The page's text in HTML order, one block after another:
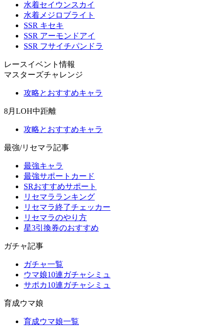
水着セイウンスカイ
水着メジロブライト
SSR キセキ
SSR アーモンドアイ
SSR フサイチパンドラ
レースイベント情報
マスターズチャレンジ
攻略とおすすめキャラ
8月LOH中距離
攻略とおすすめキャラ
最強/リセマラ記事
最強キャラ
最強サポートカード
SRおすすめサポート
リセマラランキング
リセマラ終了チェッカー
リセマラのやり方
星3引換券のおすすめ
ガチャ記事
ガチャ一覧
ウマ娘10連ガチャシミュ
サポカ10連ガチャシミュ
育成ウマ娘
育成ウマ娘一覧